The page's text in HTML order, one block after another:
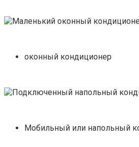
оконный кондиционер
Мобильный или напольный